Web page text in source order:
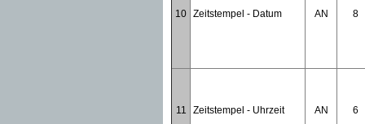
10 Zeitstempel - Datum AN 8
11 Zeitstempel - Uhrzeit AN 6